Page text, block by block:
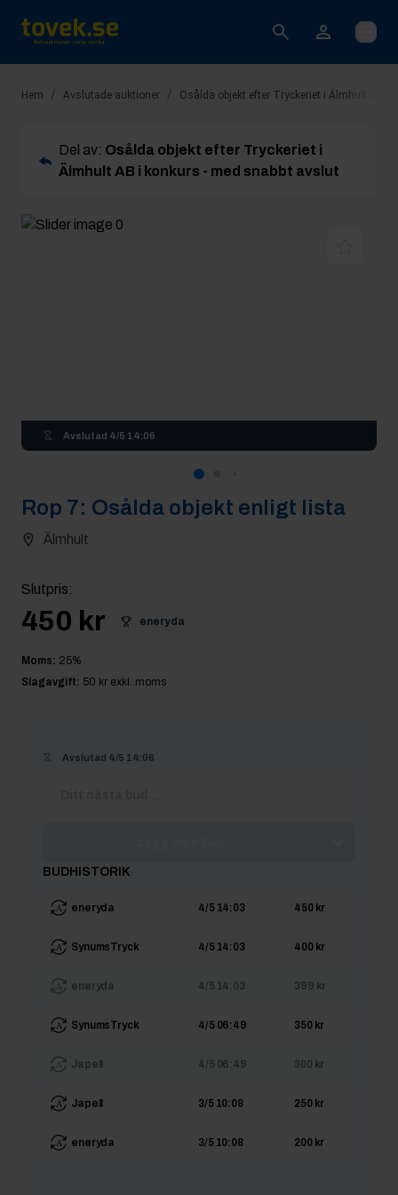
Öppna
Hem / Avslutade auktioner / Osålda objekt efter Tryckeriet i Älmhult AB i
Del av: Osålda objekt efter Tryckeriet i
Älmhult AB i konkurs - med snabbt avslut
Avslutad 4/5 14:06
Rop 7: Osålda objekt enligt lista
Älmhult
Slutpris:
450 kr eneryda
Moms: 25%
Slagavgift: 50 kr exkl. moms
Avslutad 4/5 14:06
BUDHISTORIK
eneryda 4/5 14:03 450 kr
SynumsTryck 4/5 14:03 400 kr
eneryda 4/5 14:03 399 kr
SynumsTryck 4/5 06:49 350 kr
Japell 4/5 06:49 300 kr
Japell 3/5 10:08 250 kr
eneryda 3/5 10:08 200 kr